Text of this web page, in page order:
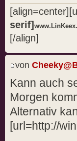
serif]
[/align]
von
Kann auch
Morgen
Alternativ
[url=http://